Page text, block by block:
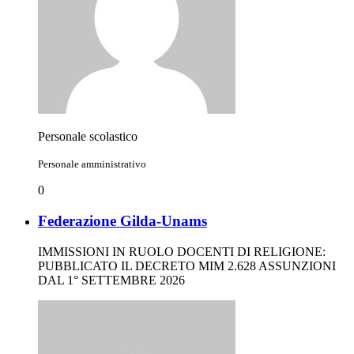
Personale scolastico
Personale amministrativo
0
Federazione Gilda-Unams
IMMISSIONI IN RUOLO DOCENTI DI RELIGIONE:
PUBBLICATO IL DECRETO MIM 2.628 ASSUNZIONI
DAL 1° SETTEMBRE 2026